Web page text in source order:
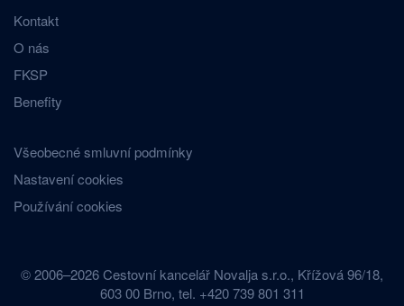
Kontakt
O nás
FKSP
Benefity
Všeobecné smluvní podmínky
Nastavení cookies
Používání cookies
© 2006–2026 Cestovní kancelář Novalja s.r.o., Křížová 96/18,
603 00 Brno, tel. +420 739 801 311